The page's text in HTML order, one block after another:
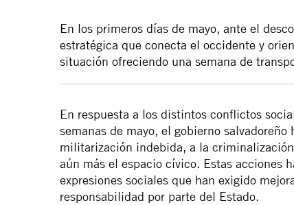
En los primeros días de mayo, ante el
estratégica que conecta el occidente y
situación ofreciendo una semana de
En respuesta a los distintos conflictos
semanas de mayo, el gobierno
militarización indebida, a la
aún más el espacio cívico. Estas acciones
expresiones sociales que han exigido
responsabilidad por parte del Estado.